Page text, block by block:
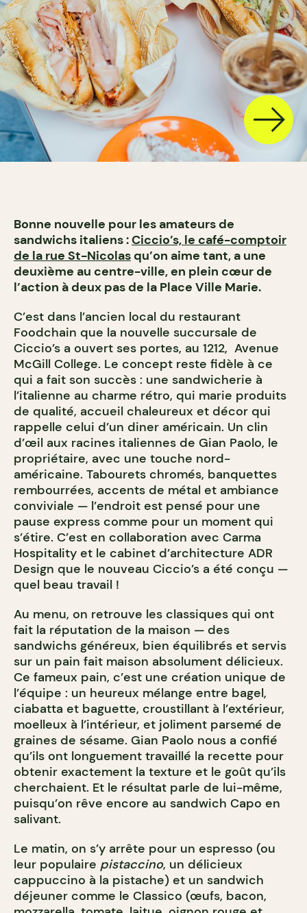
Bonne nouvelle pour les amateurs de
sandwichs italiens :Ciccio’s, le café-comptoir
de la rue St-Nicolas qu’on aime tant, a une
deuxième au centre-ville, en plein cœur de
l’action à deux pas de la Place Ville Marie.
C’est dans l’ancien local du restaurant
Foodchain que la nouvelle succursale de
Ciccio’s a ouvert ses portes, au 1212, Avenue
McGill College. Le concept reste fidèle à ce
qui a fait son succès : une sandwicherie à
l’italienne au charme rétro, qui marie produits
de qualité, accueil chaleureux et décor qui
rappelle celui d’un diner américain. Un clin
d’œil aux racines italiennes de Gian Paolo, le
propriétaire, avec une touche nord-
américaine. Tabourets chromés, banquettes
rembourrées, accents de métal et ambiance
conviviale — l’endroit est pensé pour une
pause express comme pour un moment qui
s’étire. C’est en collaboration avec Carma
Hospitality et le cabinet d’architecture ADR
Design que le nouveau Ciccio’s a été conçu —
quel beau travail !
Au menu, on retrouve les classiques qui ont
fait la réputation de la maison — des
sandwichs généreux, bien équilibrés et servis
sur un pain fait maison absolument délicieux.
Ce fameux pain, c’est une création unique de
l’équipe : un heureux mélange entre bagel,
ciabatta et baguette, croustillant à l’extérieur,
moelleux à l’intérieur, et joliment parsemé de
graines de sésame. Gian Paolo nous a confié
qu’ils ont longuement travaillé la recette pour
obtenir exactement la texture et le goût qu’ils
cherchaient. Et le résultat parle de lui-même,
puisqu’on rêve encore au sandwich Capo en
salivant.
Le matin, on s’y arrête pour un espresso (ou
leur populaire pistaccino, un délicieux
cappuccino à la pistache) et un sandwich
déjeuner comme le Classico (œufs, bacon,